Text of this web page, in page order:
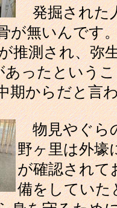
発掘された
が無いんです
推測され、弥
ったという
期からだと言
物見やぐら
野ヶ里は外壕
が確認されて
備をしてい